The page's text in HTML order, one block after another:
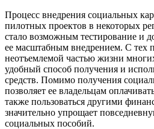
Процесс внедрения социальных
пилотных проектов в некоторых
стало возможным тестирование и
ее масштабным внедрением. С тех
неотъемлемой частью жизни
удобный способ получения и
средств. Помимо получения
позволяет ее владельцам
также пользоваться другими
значительно упрощает
социальных пособий.